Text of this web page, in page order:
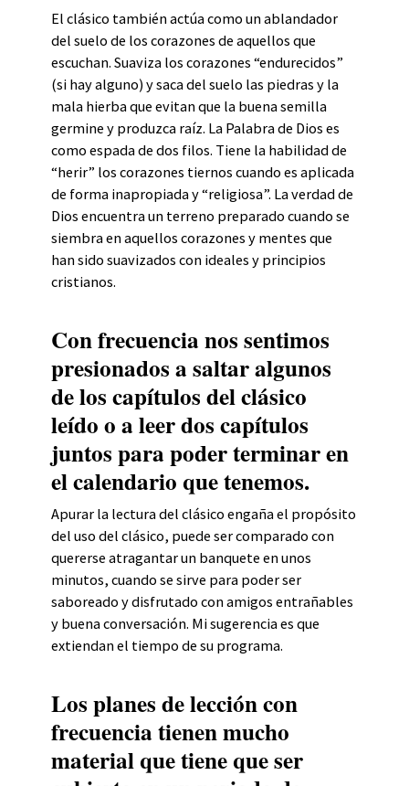
El clásico también actúa como un ablandador
del suelo de los corazones de aquellos que
escuchan. Suaviza los corazones “endurecidos”
(si hay alguno) y saca del suelo las piedras y la
mala hierba que evitan que la buena semilla
germine y produzca raíz. La Palabra de Dios es
como espada de dos filos. Tiene la habilidad de
“herir” los corazones tiernos cuando es aplicada
de forma inapropiada y “religiosa”. La verdad de
Dios encuentra un terreno preparado cuando se
siembra en aquellos corazones y mentes que
han sido suavizados con ideales y principios
cristianos.
Con frecuencia nos sentimos
presionados a saltar algunos
de los capítulos del clásico
leído o a leer dos capítulos
juntos para poder terminar en
el calendario que tenemos.
Apurar la lectura del clásico engaña el propósito
del uso del clásico, puede ser comparado con
quererse atragantar un banquete en unos
minutos, cuando se sirve para poder ser
saboreado y disfrutado con amigos entrañables
y buena conversación. Mi sugerencia es que
extiendan el tiempo de su programa.
Los planes de lección con
frecuencia tienen mucho
material que tiene que ser